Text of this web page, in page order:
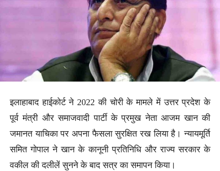
इलाहाबाद हाईकोर्ट ने 2022 की चोरी के मामले में उत्तर प्रदेश के
पूर्व मंत्री और समाजवादी पार्टी के प्रमुख नेता आजम खान की
जमानत याचिका पर अपना फैसला सुरक्षित रख लिया है। न्यायमूर्ति
समित गोपाल ने खान के कानूनी प्रतिनिधि और राज्य सरकार के
वकील की दलीलें सुनने के बाद सत्र का समापन किया।